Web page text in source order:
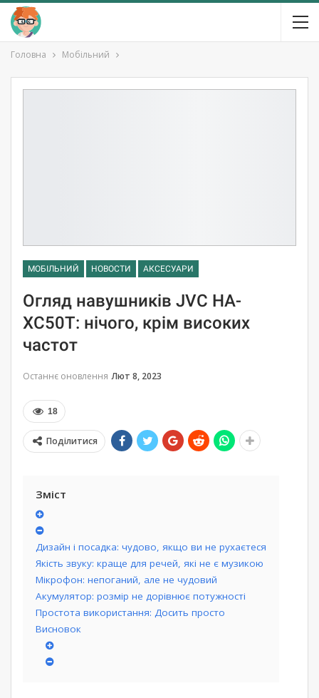
Головна Мобільний
МОБІЛЬНИЙ НОВОСТИ АКСЕСУАРИ
Огляд навушників JVC HA-
XC50T: нічого, крім високих
частот
Останнє оновлення Лют 8, 2023
18
Поділитися
Зміст
Дизайн і посадка: чудово, якщо ви не рухаєтеся
Якість звуку: краще для речей, які не є музикою
Мікрофон: непоганий, але не чудовий
Акумулятор: розмір не дорівнює потужності
Простота використання: Досить просто
Висновок